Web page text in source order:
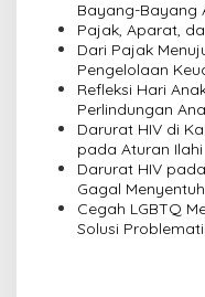
Bayang-Bayang
Pajak, Aparat,
Dari Pajak
Pengelolaan
Refleksi Hari
Perlindungan
Darurat HIV di
pada Aturan Ilahi
Darurat HIV
Gagal
Cegah LGBTQ
Solusi